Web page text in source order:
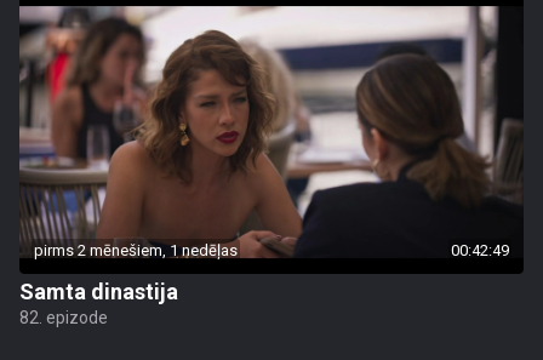
pirms 2 mēnešiem, 1 nedēļas 00:42:49
Samta dinastija
82. epizode